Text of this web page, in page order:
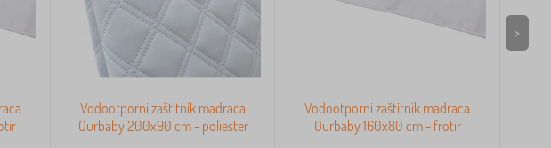
Vodootporni zaštitnik madraca
Ourbaby 200x90 cm - poliester
Vodootporni zaštitnik madraca
Ourbaby 160x80 cm - frotir
>